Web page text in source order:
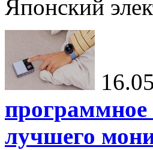
Японский
программное
лучшего